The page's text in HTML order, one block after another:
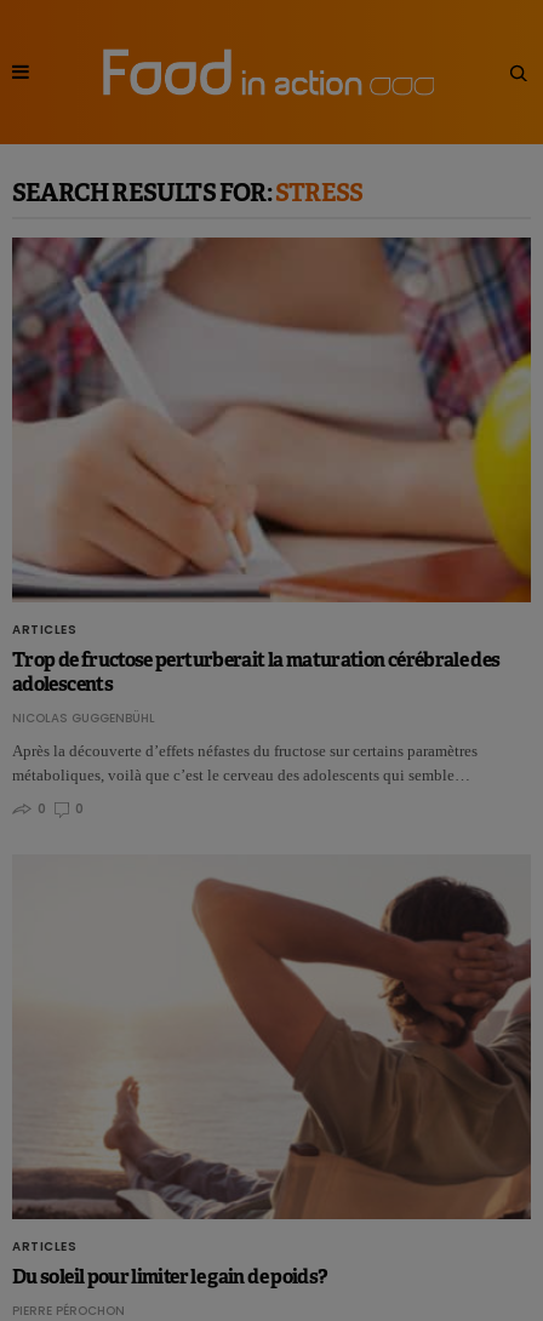
SEARCH RESULTS FOR:STRESS
ARTICLES
Trop de fructose perturberait la maturation cérébrale des
adolescents
NICOLAS GUGGENBÜHL
Après la découverte d’effets néfastes du fructose sur certains paramètres
métaboliques, voilà que c’est le cerveau des adolescents qui semble…
0
0
ARTICLES
Du soleil pour limiter le gain de poids?
PIERRE PÉROCHON